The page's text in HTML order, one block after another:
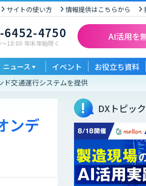
サイトの使い方 情報提供はこちらから
6452-4750
18:00 年末年始除く
AI活用を
ニュース イベント お役立ち資料
ド交通運行システムを提供
ンデ
DXトピッ